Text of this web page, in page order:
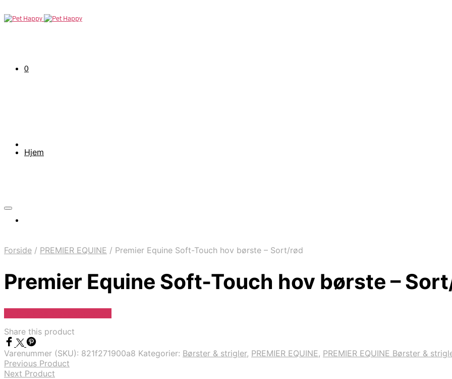
0
Hjem
Forside / PREMIER EQUINE / Premier Equine Soft-Touch hov børste – Sort/rød
Premier Equine Soft-Touch hov børste –
Share this product
Varenummer (SKU): 821f271900a8 Kategorier: Børster & strigler, PREMIER EQUINE, PREMIER EQUINE Børster &
Previous Product
Next Product